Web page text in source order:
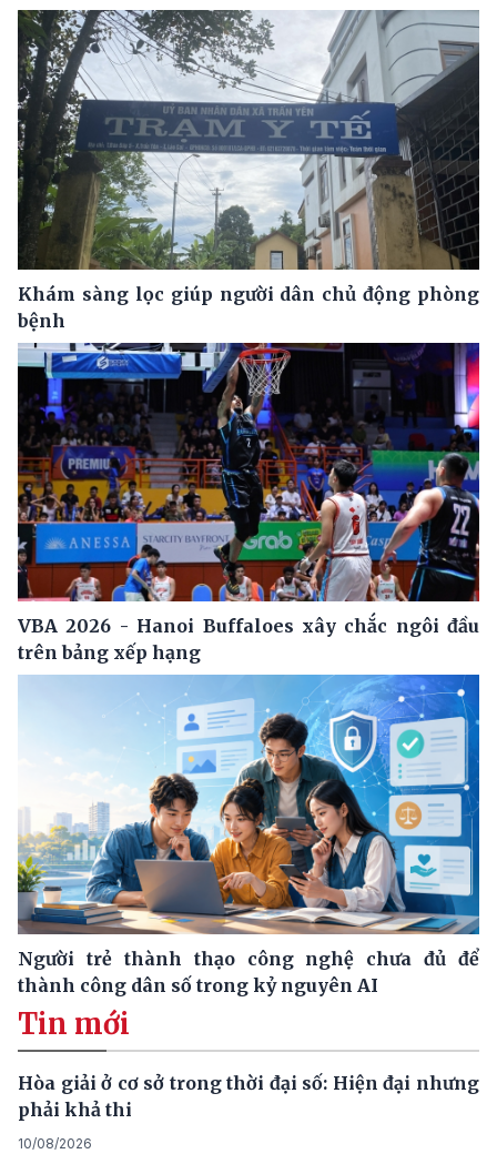
Khám sàng lọc giúp người dân chủ động phòng
bệnh
VBA 2026 - Hanoi Buffaloes xây chắc ngôi đầu
trên bảng xếp hạng
Người trẻ thành thạo công nghệ chưa đủ để
thành công dân số trong kỷ nguyên AI
Tin mới
Hòa giải ở cơ sở trong thời đại số: Hiện đại nhưng
phải khả thi
10/08/2026